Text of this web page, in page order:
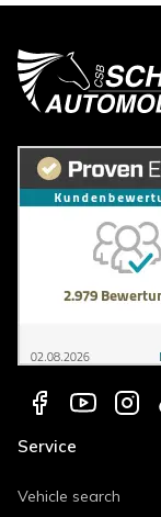
Service
Vehicle search